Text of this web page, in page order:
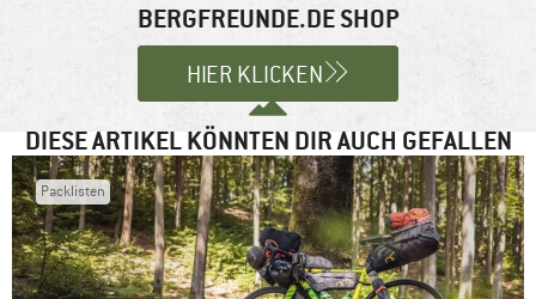
Name*
BERGFREUNDE.DE SHOP
HIER KLICKEN
DIESE ARTIKEL KÖNNTEN DIR AUCH GEFALLEN
Packlisten